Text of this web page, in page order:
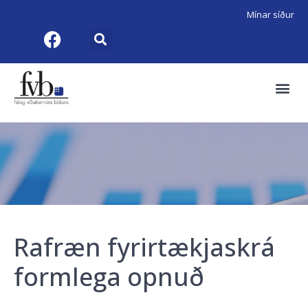
Mínar síður
Rafræn fyrirtækjaskrá
formlega opnuð